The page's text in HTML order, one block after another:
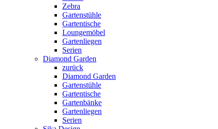
Zebra
Gartenstühle
Gartentische
Loungemöbel
Gartenliegen
Serien
Diamond Garden
zurück
Diamond Garden
Gartenstühle
Gartentische
Gartenbänke
Gartenliegen
Serien